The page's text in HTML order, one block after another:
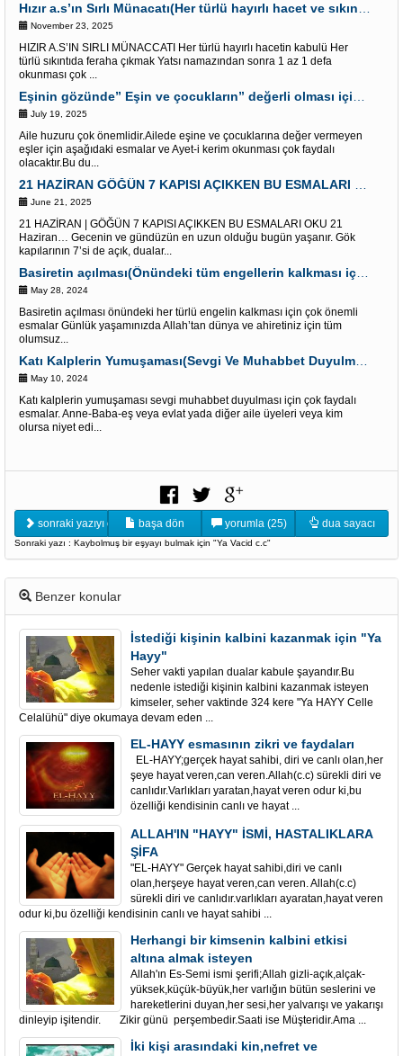
November 23, 2025
HIZIR A.S’IN SIRLI MÜNACCATI Her türlü hayırlı hacetin kabulü Her
türlü sıkıntıda feraha çıkmak Yatsı namazından sonra 1 az 1 defa
okunması çok ...
July 19, 2025
Aile huzuru çok önemlidir.Ailede eşine ve çocuklarına değer vermeyen
eşler için aşağıdaki esmalar ve Ayet-i kerim okunması çok faydalı
olacaktır.Bu du...
June 21, 2025
21 HAZİRAN | GÖĞÜN 7 KAPISI AÇIKKEN BU ESMALARI OKU 21
Haziran… Gecenin ve gündüzün en uzun olduğu bugün yaşanır. Gök
kapılarının 7’si de açık, dualar...
May 28, 2024
Basiretin açılması önündeki her türlü engelin kalkması için çok önemli
esmalar Günlük yaşamınızda Allah’tan dünya ve ahiretiniz için tüm
olumsuz...
May 10, 2024
Katı kalplerin yumuşaması sevgi muhabbet duyulması için çok faydalı
esmalar. Anne-Baba-eş veya evlat yada diğer aile üyeleri veya kim
olursa niyet edi...
sonraki yazıyı oku başa dön yorumla (25) dua sayacı
Sonraki yazı : Kaybolmuş bir eşyayı bulmak için "Ya Vacid c.c"
Benzer konular
İstediği kişinin kalbini kazanmak için "Ya
Hayy"
Seher vakti yapılan dualar kabule şayandır.Bu
nedenle istediği kişinin kalbini kazanmak isteyen
kimseler, seher vaktinde 324 kere "Ya HAYY Celle
Celalühü" diye okumaya devam eden ...
EL-HAYY esmasının zikri ve faydaları
EL-HAYY;gerçek hayat sahibi, diri ve canlı olan,her
şeye hayat veren,can veren.Allah(c.c) sürekli diri ve
canlıdır.Varlıkları yaratan,hayat veren odur ki,bu
özelliği kendisinin canlı ve hayat ...
ALLAH'IN "HAYY" İSMİ, HASTALIKLARA
ŞİFA
"EL-HAYY" Gerçek hayat sahibi,diri ve canlı
olan,herşeye hayat veren,can veren. Allah(c.c)
sürekli diri ve canlıdır.varlıkları ayaratan,hayat veren
odur ki,bu özelliği kendisinin canlı ve hayat sahibi ...
Herhangi bir kimsenin kalbini etkisi
altına almak isteyen
Allah'ın Es-Semi ismi şerifi;Allah gizli-açık,alçak-
yüksek,küçük-büyük,her varlığın bütün seslerini ve
hareketlerini duyan,her sesi,her yalvarışı ve yakarışı
dinleyip işitendir. Zikir günü perşembedir.Saati ise Müşteridir.Ama ...
İki kişi arasındaki kin,nefret ve